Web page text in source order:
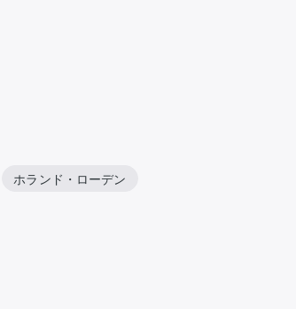
ホランド・ローデン